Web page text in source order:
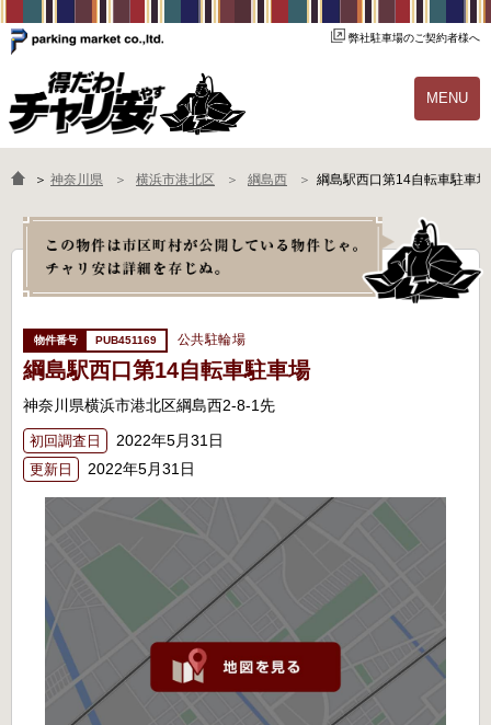
弊社駐車場のご契約者様へ
MENU
物件一覧 ご契約の流れ
よくあるご質問 駐輪場オーナー様へ
＞ 神奈川県 横浜市港北区 綱島西 綱島駅西口第14自転車駐車場
PUB451169 公共駐輪場
綱島駅西口第14自転車駐車場
神奈川県横浜市港北区綱島西2-8-1先
初回調査日 2022年5月31日
更新日 2022年5月31日